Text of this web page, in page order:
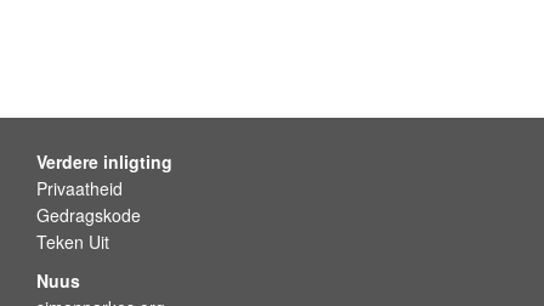
Verdere inligting
Privaatheid
Gedragskode
Teken Uit
Nuus